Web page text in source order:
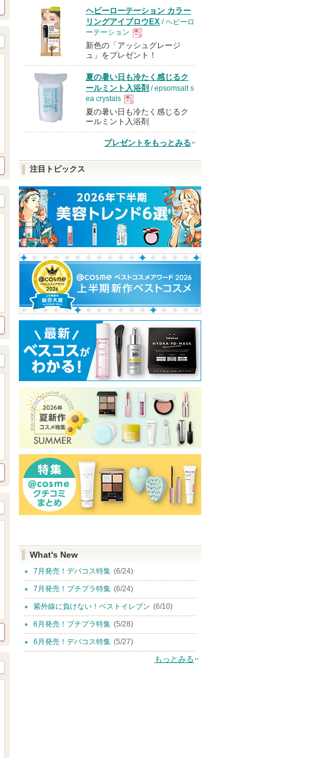
ヘビーローテーション カラー
リングアイブロウEX / ヘビーロ
ーテーション
現
品
新色の「アッシュグレージ
ュ」をプレゼント！
夏の暑い日も冷たく感じるク
ールミント入浴剤 / epsomsalt s
ea crystals
現
品
夏の暑い日も冷たく感じるク
ールミント入浴剤
プレゼントをもっとみる
注目トピックス
What's New
7月発売！デパコス特集 (6/24)
7月発売！プチプラ特集 (6/24)
紫外線に負けない！ベストイレブン (6/10)
6月発売！プチプラ特集 (5/28)
6月発売！デパコス特集 (5/27)
もっとみる